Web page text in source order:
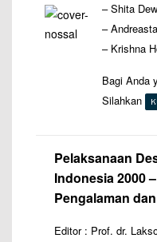
– Shita
–
– Krishna
Bagi Anda
Silahkan
Pelaksanaan
Indonesia 2000
Pengalaman
Editor : Prof. dr.